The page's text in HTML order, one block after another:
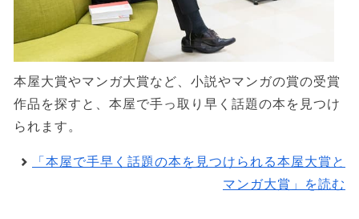
本屋大賞やマンガ大賞など、小説やマンガの賞の受賞
作品を探すと、本屋で手っ取り早く話題の本を見つけ
られます。
「本屋で手早く話題の本を見つけられる本屋大賞と
マンガ大賞」を読む